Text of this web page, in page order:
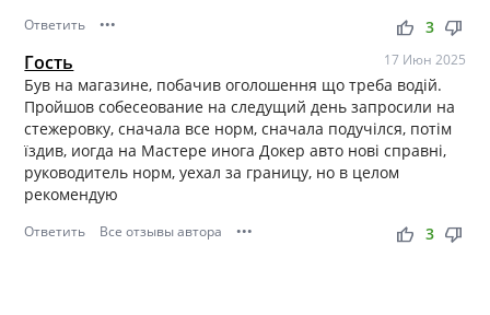
Ответить ••• thumb_up thumb_down
3
Гость 17 Июн 2025
Був на магазине, побачив оголошення що треба водій.
Пройшов собесеование на следущий день запросили на
стежеровку, сначала все норм, сначала подучілся, потім
їздив, иогда на Мастере инога Докер авто нові справні,
руководитель норм, уехал за границу, но в целом
рекомендую
Ответить Все отзывы автора ••• thumb_up thumb_down
3